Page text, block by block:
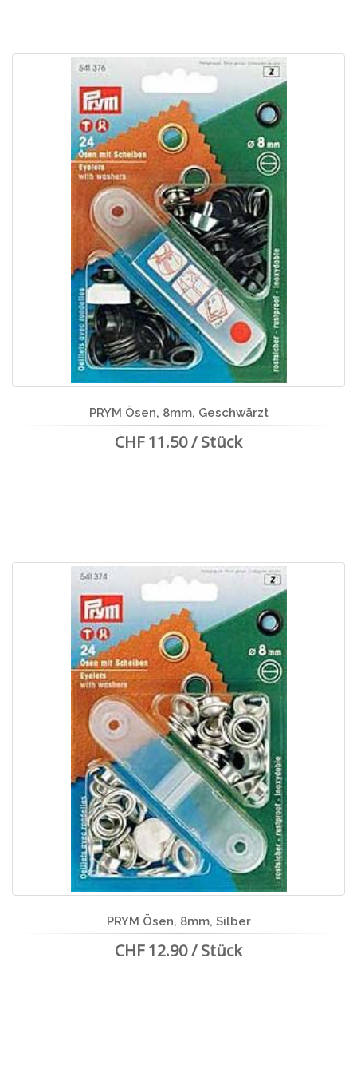
PRYM Ösen, 8mm, Geschwärzt
CHF 11.50 / Stück
PRYM Ösen, 8mm, Silber
CHF 12.90 / Stück